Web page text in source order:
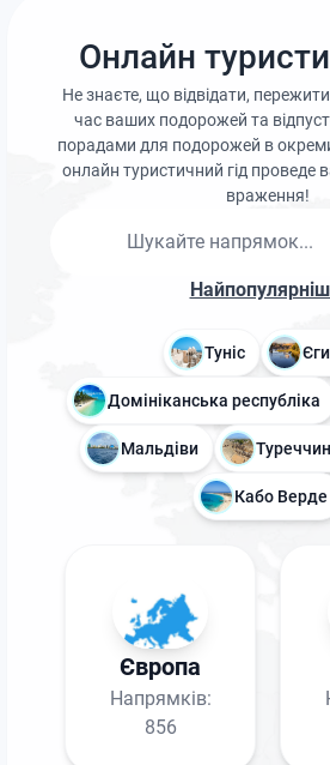
Онлайн
Не знаєте, що відвідати,
час ваших подорожей та
порадами для подорожей в
онлайн туристичний гід проведе
враження!
Туніс
Домініканська республіка
Мальдіви
Кабо Верде
Європа
Напрямків:
856